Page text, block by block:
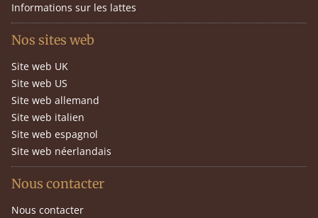
Informations sur les lattes
Nos sites web
Site web UK
Site web US
Site web allemand
Site web italien
Site web espagnol
Site web néerlandais
Nous contacter
Nous contacter